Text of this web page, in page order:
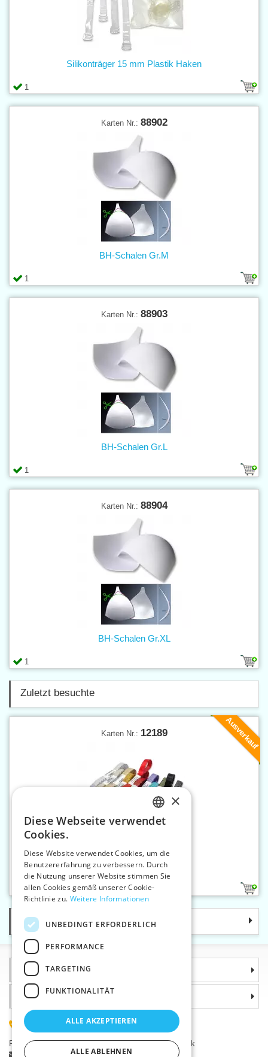
1
Silikonträger 15 mm Plastik Haken
Karten Nr.: 88902
1
BH-Schalen Gr.M
Karten Nr.: 88903
1
BH-Schalen Gr.L
Karten Nr.: 88904
1
BH-Schalen Gr.XL
Zuletzt besuchte
Ausverkauf
Karten Nr.: 12189
3
Zierband mit Rexor 12 mm
Kategorie
Informationen
Warum sollten Sie gerade uns wählen?
(+420) 585 051 217
Plzeňská 868, 783 91 Uničov, Tschechische Republik
Stellen Sie eine Frage| Fehler melden
CZECH
ENGLISH
×
Diese Webseite verwendet
Cookies.
Diese Website verwendet Cookies, um die
Benutzererfahrung zu verbessern. Durch
die Nutzung unserer Website stimmen Sie
allen Cookies gemäß unserer Cookie-
Richtlinie zu. Weitere Informationen
UNBEDINGT ERFORDERLICH
PERFORMANCE
TARGETING
FUNKTIONALITÄT
ALLE AKZEPTIEREN
ALLE ABLEHNEN